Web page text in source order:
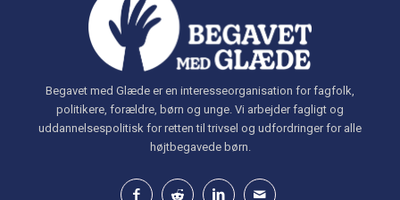
Begavet med Glæde er en interesseorganisation for fagfolk,
politikere, forældre, børn og unge. Vi arbejder fagligt og
uddannelsespolitisk for retten til trivsel og udfordringer for alle
højtbegavede børn.